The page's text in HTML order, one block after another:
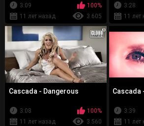
3:09
100%
11 лет назад
3 605
3:28
11 лет
Cascada - Dangerous
3:08
100%
11 лет назад
3 560
Cascada
3:39
11 лет